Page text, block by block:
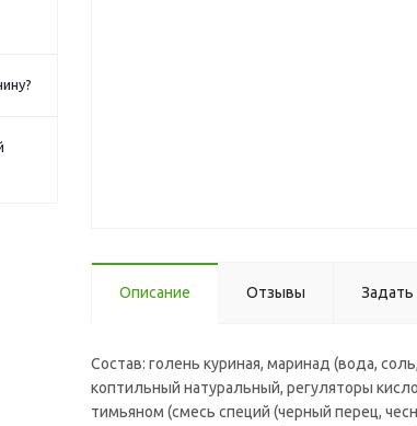
Описание Отзывы Задать
Состав: голень куриная, маринад (вода,
коптильный натуральный, регуляторы
тимьяном (смесь специй (черный перец,